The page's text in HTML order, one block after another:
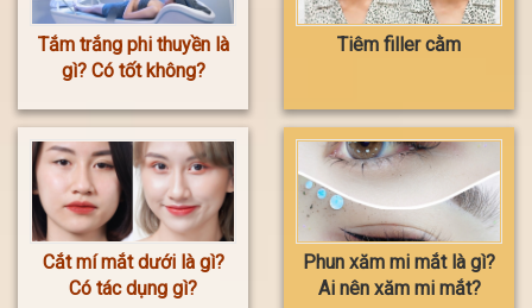
Tắm trắng phi thuyền là
gì? Có tốt không?
Tiêm filler cằm
Cắt mí mắt dưới là gì?
Có tác dụng gì?
Phun xăm mi mắt là gì?
Ai nên xăm mi mắt?